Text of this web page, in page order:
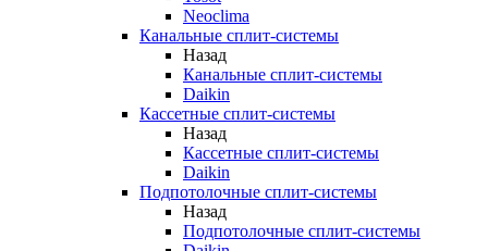
Neoclima
Канальные сплит-системы
Назад
Канальные сплит-системы
Daikin
Кассетные сплит-системы
Назад
Кассетные сплит-системы
Daikin
Подпотолочные сплит-системы
Назад
Подпотолочные сплит-системы